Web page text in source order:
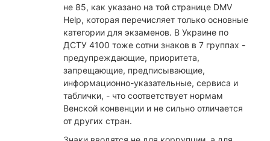
не 85, как указано на той странице DMV
Help, которая перечисляет только основные
категории для экзаменов. В Украине по
ДСТУ 4100 тоже сотни знаков в 7 группах -
предупреждающие, приоритета,
запрещающие, предписывающие,
информационно-указательные, сервиса и
таблички, - что соответствует нормам
Венской конвенции и не сильно отличается
от других стран.